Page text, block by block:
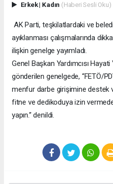
Erkek| Kadın (Haberi Sesli Oku)
AK Parti, teşkilatlardaki ve
ayıklanması çalışmalarında
ilişkin genelge yayımladı.
Genel Başkan Yardımcısı
gönderilen genelgede, “FETÖ/
menfur darbe girişimine destek
fitne ve dedikoduya izin
yapın.” denildi.